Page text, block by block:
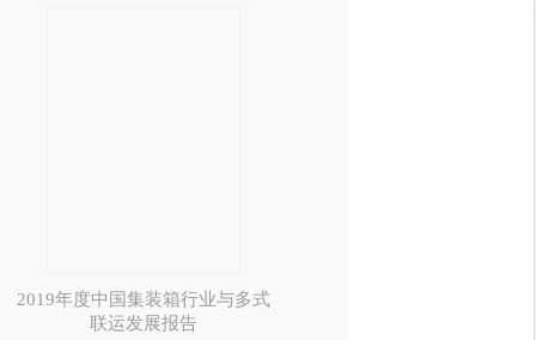
2019年度中国集装箱行业与多式
联运发展报告